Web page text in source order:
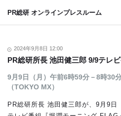
PR総研 オンラインプレスルーム
2024年9月8日 12:00
PR総研所長 池田健三郎 9/9テレ
9月9日（月）午前6時59分－8時30
（TOKYO MX）
PR総研所長 池田健三郎が、9月9